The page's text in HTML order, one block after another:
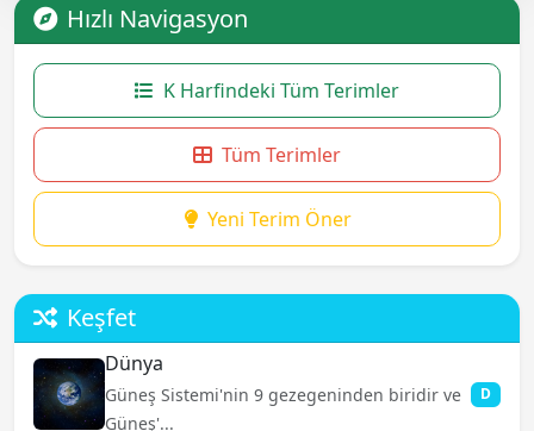
Hızlı Navigasyon
K Harfindeki Tüm Terimler
Tüm Terimler
Yeni Terim Öner
Keşfet
Dünya
Güneş Sistemi'nin 9 gezegeninden biridir ve
Güneş'...
D